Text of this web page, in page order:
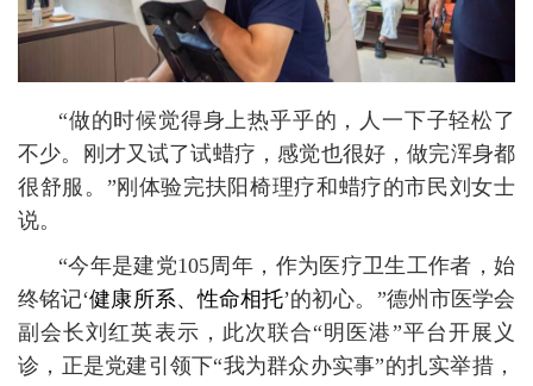
“做的时候觉得身上热乎乎的，人一下子轻松了
不少。刚才又试了试蜡疗，感觉也很好，做完浑身都
很舒服。”刚体验完扶阳椅理疗和蜡疗的市民刘女士
说。
“今年是建党105周年，作为医疗卫生工作者，始
终铭记‘健康所系、性命相托’的初心。”德州市医学会
副会长刘红英表示，此次联合“明医港”平台开展义
诊，正是党建引领下“我为群众办实事”的扎实举措，